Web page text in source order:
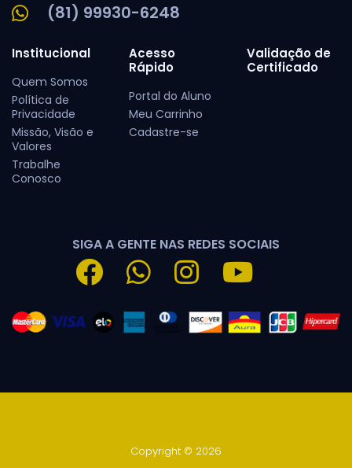
(81) 99930-6248
Institucional
Quem Somos
Política de
Privacidade
Missão, Visão e
Valores
Trabalhe
Conosco
Acesso
Rápido
Portal do Aluno
Meu Carrinho
Cadastre-se
Validação de
Certificado
SIGA A GENTE NAS REDES SOCIAIS
Copyright © 2026